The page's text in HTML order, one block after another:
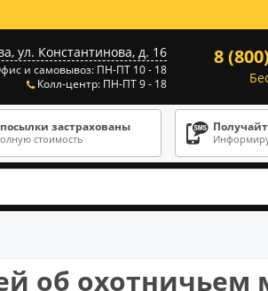
ул. Константинова, д. 16
и самовывоз: ПН-ПТ 10 - 18
Колл-центр: ПН-ПТ 9 - 18
8
застрахованы
стоимость
об охотничьем